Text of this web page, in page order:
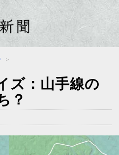
＞
ズ：山手線の
？